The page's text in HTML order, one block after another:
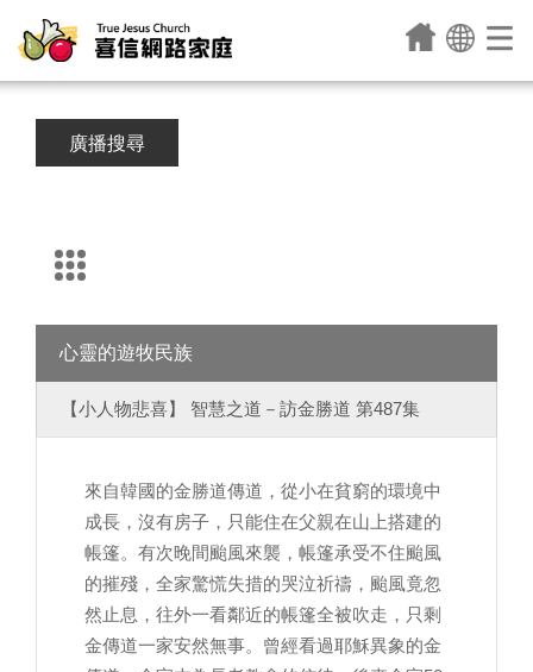
廣播搜尋
心靈的遊牧民族
【小人物悲喜】 智慧之道－訪金勝道 第487集
來自韓國的金勝道傳道，從小在貧窮的環境中
成長，沒有房子，只能住在父親在山上搭建的
帳篷。有次晚間颱風來襲，帳篷承受不住颱風
的摧殘，全家驚慌失措的哭泣祈禱，颱風竟忽
然止息，往外一看鄰近的帳篷全被吹走，只剩
金傳道一家安然無事。曾經看過耶穌異象的金